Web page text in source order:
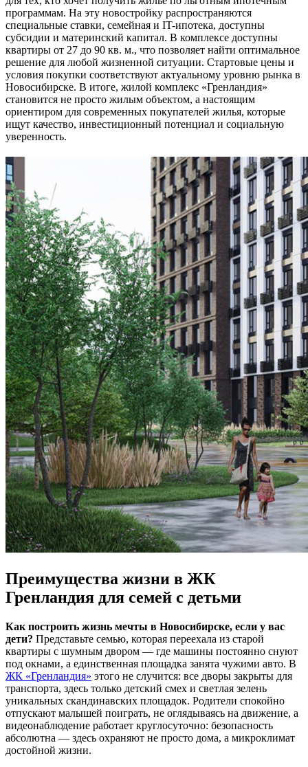
программам. На эту новостройку распространяются
специальные ставки, семейная и IT-ипотека, доступны
субсидии и материнский капитал. В комплексе доступны
квартиры от 27 до 90 кв. м., что позволяет найти оптимальное
решение для любой жизненной ситуации. Стартовые цены и
условия покупки соответствуют актуальному уровню рынка в
Новосибирске. В итоге, жилой комплекс «Гренландия»
становится не просто жилым объектом, а настоящим
ориентиром для современных покупателей жилья, которые
ищут качество, инвестиционный потенциал и социальную
уверенность.
Преимущества жизни в ЖК
Гренландия для семей с детьми
Как построить жизнь мечты в Новосибирске, если у вас
дети? Представьте семью, которая переехала из старой
квартиры с шумным двором — где машины постоянно снуют
под окнами, а единственная площадка занята чужими авто. В
ЖК «Гренландия» этого не случится: все дворы закрыты для
транспорта, здесь только детский смех и светлая зелень
уникальных скандинавских площадок. Родители спокойно
отпускают малышей поиграть, не оглядываясь на движение, а
видеонаблюдение работает круглосуточно: безопасность
абсолютна — здесь охраняют не просто дома, а микроклимат
достойной жизни.